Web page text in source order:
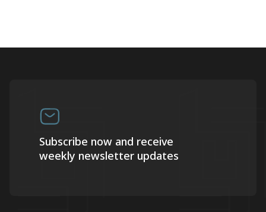
Subscribe now and receive
weekly newsletter updates